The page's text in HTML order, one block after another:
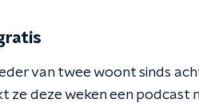
van twee woont sinds
ze deze weken een podcast